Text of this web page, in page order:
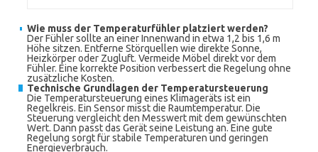
Wie muss der Temperaturfühler platziert werden?
Der Fühler sollte an einer Innenwand in etwa 1,2 bis 1,6 m
Höhe sitzen. Entferne Störquellen wie direkte Sonne,
Heizkörper oder Zugluft. Vermeide Möbel direkt vor dem
Fühler. Eine korrekte Position verbessert die Regelung ohne
zusätzliche Kosten.
Technische Grundlagen der Temperatursteuerung
Die Temperatursteuerung eines Klimageräts ist ein
Regelkreis. Ein Sensor misst die Raumtemperatur. Die
Steuerung vergleicht den Messwert mit dem gewünschten
Wert. Dann passt das Gerät seine Leistung an. Eine gute
Regelung sorgt für stabile Temperaturen und geringen
Energieverbrauch.